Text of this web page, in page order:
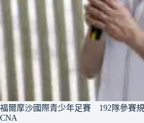
福爾摩沙國際青少年足賽 192隊參賽
CNA